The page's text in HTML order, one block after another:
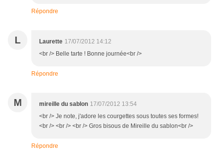
Répondre
L Laurette 17/07/2012 14:12
<br /> Belle tarte ! Bonne journée<br />
Répondre
M mireille du sablon 17/07/2012 13:54
<br /> Je note, j'adore les courgettes sous toutes ses formes!
<br /> <br /> <br /> Gros bisous de Mireille du sablon<br />
Répondre